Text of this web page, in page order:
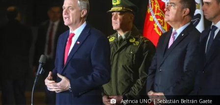
Agencia UNO | Sebastián Beltrán Gaete